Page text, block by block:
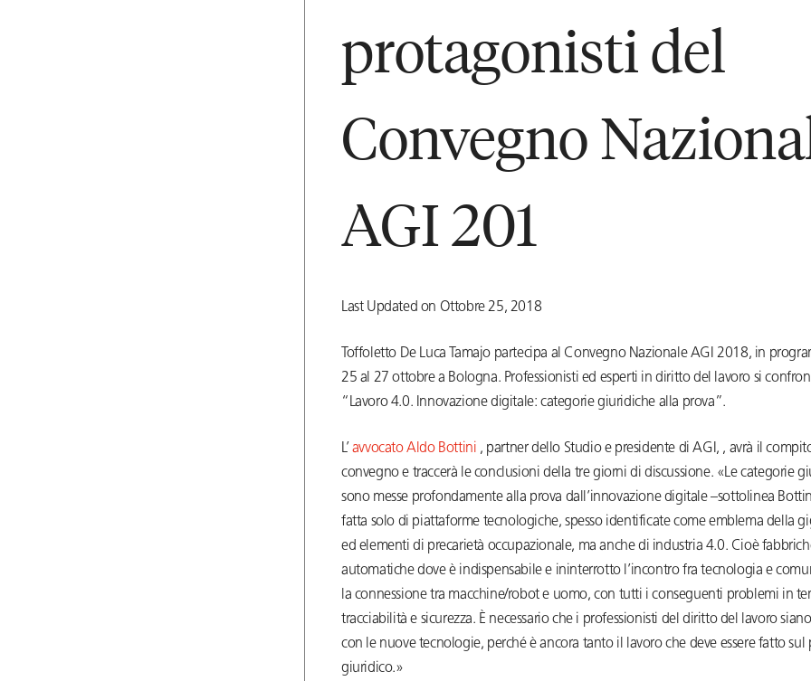
protagonisti del
Convegno
AGI 201
Last Updated on Ottobre 25, 2018
Toffoletto De Luca Tamajo partecipa al Convegno Nazionale AGI 2018, in
25 al 27 ottobre a Bologna. Professionisti ed esperti in diritto del lavoro si
“Lavoro 4.0. Innovazione digitale: categorie giuridiche alla prova”.
L’ avvocato Aldo Bottini , partner dello Studio e presidente di AGI, , avrà il
convegno e traccerà le conclusioni della tre giorni di discussione. «Le categorie
sono messe profondamente alla prova dall’innovazione digitale –sottolinea
fatta solo di piattaforme tecnologiche, spesso identificate come emblema della
ed elementi di precarietà occupazionale, ma anche di industria 4.0. Cioè
automatiche dove è indispensabile e ininterrotto l’incontro fra tecnologia e
la connessione tra macchine/robot e uomo, con tutti i conseguenti problemi in
tracciabilità e sicurezza. È necessario che i professionisti del diritto del lavoro
con le nuove tecnologie, perché è ancora tanto il lavoro che deve essere fatto sul
giuridico.»